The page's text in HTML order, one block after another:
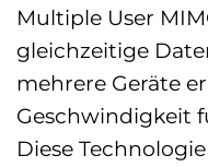
Multiple User
gleichzeitige
mehrere Geräte
Geschwindigkeit
Diese